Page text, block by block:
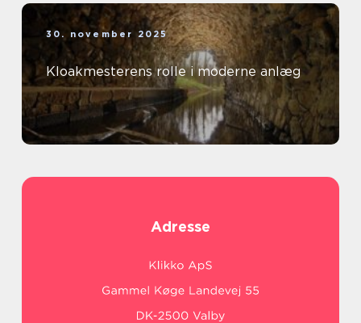
30. november 2025
Kloakmesterens rolle i moderne anlæg
Adresse